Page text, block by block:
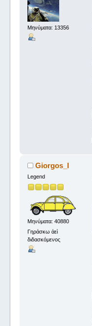
Μηνύματα: 13356
Giorgos_I
Legend
Μηνύματα: 40880
Γηράσκω ἀεὶ
διδασκόμενος